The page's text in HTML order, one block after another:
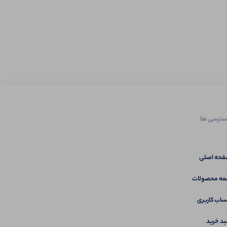
ها
اصلی
محصولات
کاربری
خرید